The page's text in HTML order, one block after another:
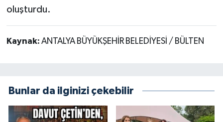
oluşturdu.
Kaynak: ANTALYA BÜYÜKŞEHİR BELEDİYESİ / BÜLTEN
Bunlar da ilginizi çekebilir